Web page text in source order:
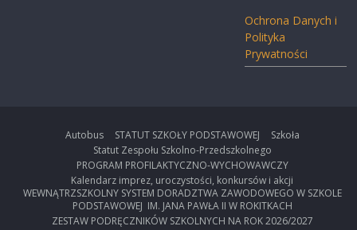
Ochrona Danych i
Polityka
Prywatności
Autobus STATUT SZKOŁY PODSTAWOWEJ
Szkoła
Statut Zespołu Szkolno-Przedszkolnego
PROGRAM PROFILAKTYCZNO-WYCHOWAWCZY
Kalendarz imprez, uroczystości, konkursów i akcji
WEWNĄTRZSZKOLNY SYSTEM DORADZTWA ZAWODOWEGO W SZKOLE
PODSTAWOWEJ IM. JANA PAWŁA II W ROKITKACH
ZESTAW PODRĘCZNIKÓW SZKOLNYCH NA ROK 2026/2027